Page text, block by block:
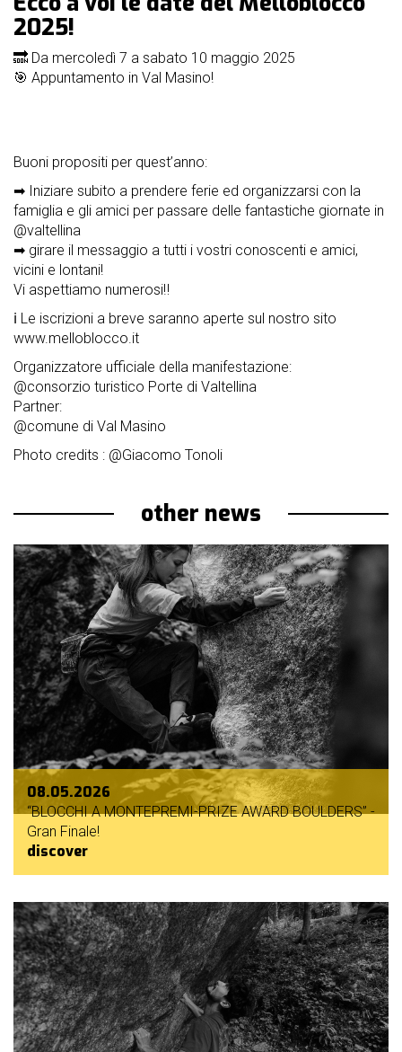
nostri
sponsor
accoglienza
2025!
🔜 Da mercoledì 7 a sabato 10 maggio 2025
🎯 Appuntamento in Val Masino!
Buoni propositi per quest’anno:
➡ Iniziare subito a prendere ferie ed organizzarsi con la
famiglia e gli amici per passare delle fantastiche giornate in
@valtellina
➡ girare il messaggio a tutti i vostri conoscenti e amici,
vicini e lontani!
Vi aspettiamo numerosi‼
ℹ Le iscrizioni a breve saranno aperte sul nostro sito
www.melloblocco.it
Organizzatore ufficiale della manifestazione:
@consorzio turistico Porte di Valtellina
Partner:
@comune di Val Masino
Photo credits : @Giacomo Tonoli
other news
08.05.2026
“BLOCCHI A MONTEPREMI-PRIZE AWARD BOULDERS” -
Gran Finale!
discover